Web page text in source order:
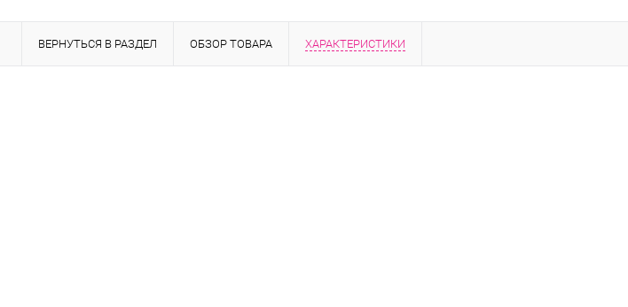
ВЕРНУТЬСЯ В РАЗДЕЛ ОБЗОР ТОВАРА ХАРАКТЕРИСТИКИ